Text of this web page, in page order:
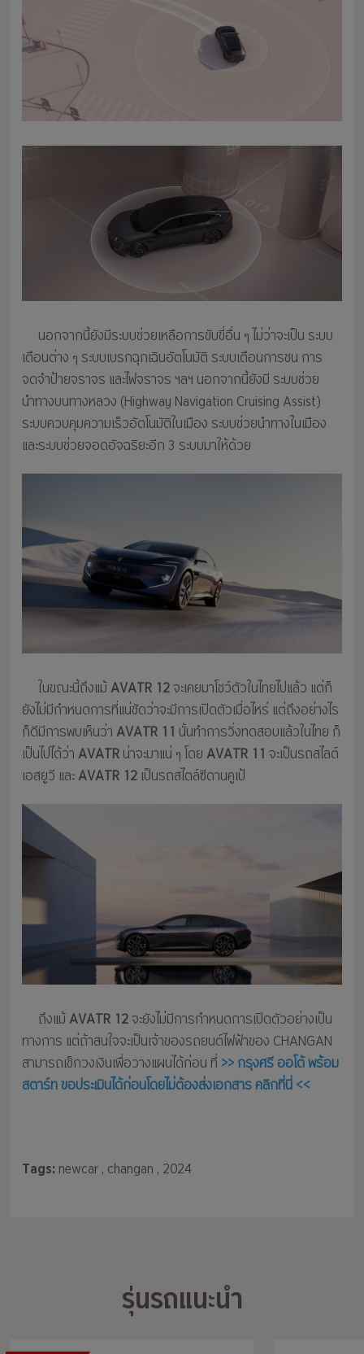
นอกจากนี้ยังมีระบบช่วยเหลือการขับขี่อื่น ๆ ไม่ว่าจะเป็น ระบบ
เตือนต่าง ๆ ระบบเบรกฉุกเฉินอัตโนมัติ ระบบเตือนการชน การ
จดจำป้ายจราจร และไฟจราจร ฯลฯ นอกจากนี้ยังมี ระบบช่วย
นำทางบนทางหลวง (Highway Navigation Cruising Assist)
ระบบควบคุมความเร็วอัตโนมัติในเมือง ระบบช่วยนำทางในเมือง
และระบบช่วยจอดอัจฉริยะอีก 3 ระบบมาให้ด้วย
ในขณะนี้ถึงแม้AVATR 12จะเคยมาโชว์ตัวในไทยไปแล้ว แต่ก็
ยังไม่มีกำหนดการที่แน่ชัดว่าจะมีการเปิดตัวเมื่อไหร่ แต่ถึงอย่างไร
ก็ดีมีการพบเห็นว่าAVATR 11 นั้นทำการวิ่งทดสอบแล้วในไทย ก็
เป็นไปได้ว่าAVATRน่าจะมาแน่ ๆ โดยAVATR 11 จะเป็นรถสไลต์
เอสยูวี และAVATR 12 เป็นรถสไตล์ซีดานคูเป้
ถึงแม้AVATR 12จะยังไม่มีการกำหนดการเปิดตัวอย่างเป็น
ทางการ แต่ถ้าสนใจจะเป็นเจ้าของรถยนต์ไฟฟ้าของ CHANGAN
สามารถเช็กวงเงินเพื่อวางแผนได้ก่อน ที่ >> กรุงศรี ออโต้ พร้อม
สตาร์ท ขอประเมินได้ก่อนโดยไม่ต้องส่งเอกสารคลิกที่นี่<<
Tags: newcar, changan , 2024
รุ่นรถแนะนำ